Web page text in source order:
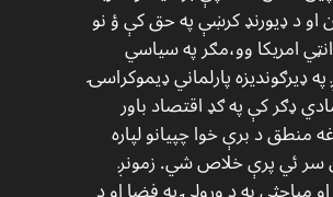
د ډیورنډ کرښې په حق کې ؤ نو
امریکا وو،مګر په سیاسي
ډیرګوندیزه پارلماني ډیموکراسۍ
ډګر کې په ګډ اقتصاد باور
منطق د برې خوا چپیانو لپاره
سر ئي پرې خلاص شي. زمونږ